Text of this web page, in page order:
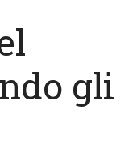
gli